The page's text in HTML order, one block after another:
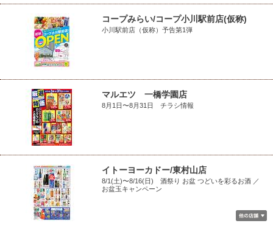
コープみらい/コープ小川駅前店(仮称)
小川駅前店（仮称）予告第1弾
マルエツ 一橋学園店
8月1日〜8月31日 チラシ情報
イトーヨーカドー/東村山店
8/1(土)〜8/16(日) 酒祭り お盆 つどいを彩るお酒 ／
お盆玉キャンペーン